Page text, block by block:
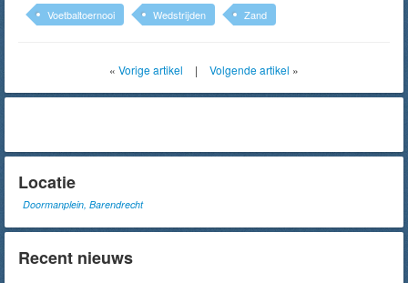
Voetbaltoernooi
Wedstrijden Zand
« Vorige artikel | Volgende artikel »
Locatie
Doormanplein, Barendrecht
Recent nieuws